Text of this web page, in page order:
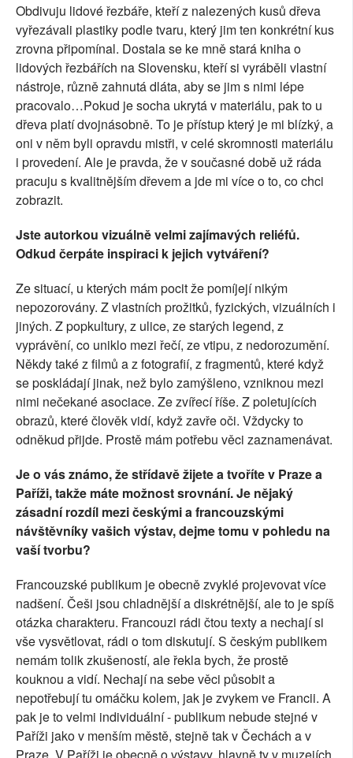
Obdivuju lidové řezbáře, kteří z nalezených kusů dřeva
vyřezávali plastiky podle tvaru, který jim ten konkrétní kus
zrovna připomínal. Dostala se ke mně stará kniha o
lidových řezbářích na Slovensku, kteří si vyráběli vlastní
nástroje, různě zahnutá dláta, aby se jim s nimi lépe
pracovalo…Pokud je socha ukrytá v materiálu, pak to u
dřeva platí dvojnásobně. To je přístup který je mi blízký, a
oni v něm byli opravdu mistři, v celé skromnosti materiálu
i provedení. Ale je pravda, že v současné době už ráda
pracuju s kvalitnějším dřevem a jde mi více o to, co chci
zobrazit.
Jste autorkou vizuálně velmi zajímavých reliéfů.
Odkud čerpáte inspiraci k jejich vytváření?
Ze situací, u kterých mám pocit že pomíjejí nikým
nepozorovány. Z vlastních prožitků, fyzických, vizuálních i
jiných. Z popkultury, z ulice, ze starých legend, z
vyprávění, co uniklo mezi řečí, ze vtipu, z nedorozumění.
Někdy také z filmů a z fotografií, z fragmentů, které když
se poskládají jinak, než bylo zamýšleno, vzniknou mezi
nimi nečekané asociace. Ze zvířecí říše. Z poletujících
obrazů, které člověk vidí, když zavře oči. Vždycky to
odněkud přijde. Prostě mám potřebu věci zaznamenávat.
Je o vás známo, že střídavě žijete a tvoříte v Praze a
Paříži, takže máte možnost srovnání. Je nějaký
zásadní rozdíl mezi českými a francouzskými
návštěvníky vašich výstav, dejme tomu v pohledu na
vaší tvorbu?
Francouzské publikum je obecně zvyklé projevovat více
nadšení. Češi jsou chladnější a diskrétnější, ale to je spíš
otázka charakteru. Francouzi rádi čtou texty a nechají si
vše vysvětlovat, rádi o tom diskutují. S českým publikem
nemám tolik zkušeností, ale řekla bych, že prostě
kouknou a vidí. Nechají na sebe věci působit a
nepotřebují tu omáčku kolem, jak je zvykem ve Francii. A
pak je to velmi individuální - publikum nebude stejné v
Paříži jako v menším městě, stejně tak v Čechách a v
Praze. V Paříži je obecně o výstavy, hlavně ty v muzejích,